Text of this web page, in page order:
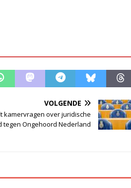
VOLGENDE
kamervragen over juridische
tegen Ongehoord Nederland